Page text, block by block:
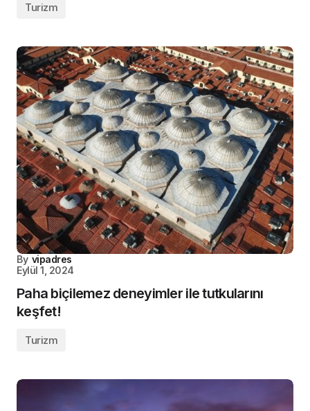
Turizm
By vipadres
Eylül 1, 2024
Paha biçilemez deneyimler ile tutkularını
keşfet!
Turizm